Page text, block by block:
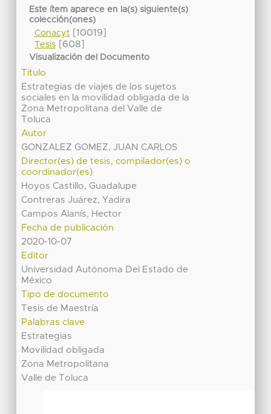
Este ítem aparece en la(s) siguiente(s)
colección(ones)
Conacyt[10019]
Tesis[608]
Visualización del Documento
Título
Estrategias de viajes de los sujetos
sociales en la movilidad obligada de la
Zona Metropolitana del Valle de
Toluca
Autor
GONZALEZ GOMEZ, JUAN CARLOS
Director(es) de tesis, compilador(es) o
coordinador(es)
Hoyos Castillo, Guadalupe
Contreras Juárez, Yadira
Campos Alanís, Hector
Fecha de publicación
2020-10-07
Editor
Universidad Autónoma Del Estado de
México
Tipo de documento
Tesis de Maestría
Palabras clave
Estrategias
Movilidad obligada
Zona Metropolitana
Valle de Toluca